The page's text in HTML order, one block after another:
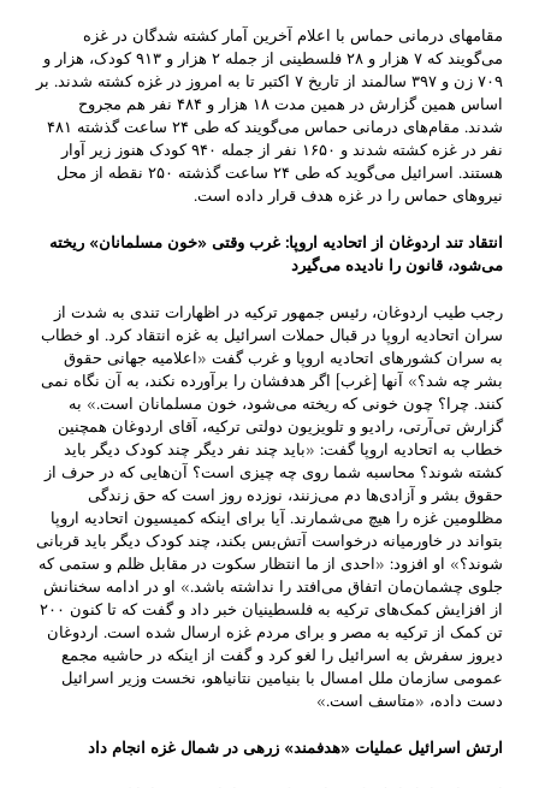
مقامهای درمانی حماس با اعلام آخرین آمار کشته شدگان در غزه
می‌گویند که ۷ هزار و ۲۸ فلسطینی از جمله ۲ هزار و ۹۱۳ کودک،‌ هزار و
۷۰۹ زن و ۳۹۷ سالمند از تاریخ ۷ اکتبر تا به امروز در غزه کشته شدند. بر
اساس همین گزارش در همین مدت ۱۸ هزار و ۴۸۴ نفر هم مجروح
شدند. مقام‌های درمانی حماس می‌گویند که طی ۲۴ ساعت گذشته ۴۸۱
نفر در غزه کشته شدند و ۱۶۵۰ نفر از جمله ۹۴۰ کودک هنوز زیر آوار
هستند. اسرائیل می‌گوید که طی ۲۴ ساعت گذشته ۲۵۰ نقطه از محل
نیروهای حماس را در غزه هدف قرار داده است.
انتقاد تند اردوغان از اتحادیه اروپا: غرب وقتی «خون مسلمانان» ریخته
می‌شود، قانون را نادیده می‌گیرد
رجب طیب اردوغان، رئیس جمهور ترکیه در اظهارات تندی به شدت از
سران اتحادیه اروپا در قبال حملات اسرائیل به غزه انتقاد کرد. او خطاب
به سران کشورهای اتحادیه اروپا و غرب گفت «اعلامیه جهانی حقوق
بشر چه شد؟» آنها [غرب] اگر هدفشان را برآورده نکند، به آن نگاه نمی
کنند. چرا؟ چون خونی که ریخته می‌شود، خون مسلمانان است.» به
گزارش تی‌آر‌تی، رادیو و تلویزیون دولتی ترکیه،‌ آقای اردوغان همچنین
خطاب به اتحادیه اروپا گفت: «باید چند نفر دیگر چند کودک دیگر باید
کشته شوند؟ محاسبه شما روی چه چیزی است؟ آن‌هایی که در حرف از
حقوق بشر و آزادی‌ها دم می‌زنند، نوزده روز است که حق زندگی
مظلومین غزه را هیچ می‌شمارند. آیا برای اینکه کمیسیون اتحادیه اروپا
بتواند در خاورمیانه درخواست آتش‌بس بکند، چند کودک دیگر باید قربانی
شوند؟» او افزود: «احدی از ما انتظار سکوت در مقابل ظلم و ستمی که
جلوی چشمان‌مان اتفاق می‌افتد را نداشته باشد.» او در ادامه سخنانش
از افزایش کمک‌های ترکیه به فلسطینیان خبر داد و گفت که تا کنون ۲۰۰
تن کمک از ترکیه به مصر و برای مردم غزه ارسال شده است. اردوغان
دیروز سفرش به اسرائیل را لغو کرد و گفت از اینکه در حاشیه مجمع
عمومی سازمان ملل امسال با بنیامین نتانیاهو، نخست وزیر اسرائیل
دست داده،‌ «متاسف است.»
ارتش اسرائیل عملیات «هدفمند» زرهی در شمال غزه انجام داد